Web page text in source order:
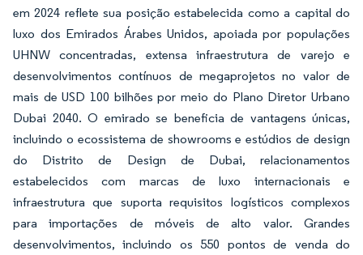
em 2024 reflete sua posição estabelecida como a capital do
luxo dos Emirados Árabes Unidos, apoiada por populações
UHNW concentradas, extensa infraestrutura de varejo e
desenvolvimentos contínuos de megaprojetos no valor de
mais de USD 100 bilhões por meio do Plano Diretor Urbano
Dubai 2040. O emirado se beneficia de vantagens únicas,
incluindo o ecossistema de showrooms e estúdios de design
do Distrito de Design de Dubai, relacionamentos
estabelecidos com marcas de luxo internacionais e
infraestrutura que suporta requisitos logísticos complexos
para importações de móveis de alto valor. Grandes
desenvolvimentos, incluindo os 550 pontos de venda do